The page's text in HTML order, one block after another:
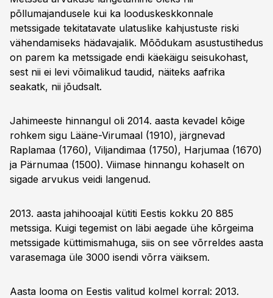
põllumajandusele kui ka looduskeskkonnale
metssigade tekitatavate ulatuslike kahjustuste riski
vähendamiseks hädavajalik. Mõõdukam asustustihedus
on parem ka metssigade endi käekäigu seisukohast,
sest nii ei levi võimalikud taudid, näiteks aafrika
seakatk, nii jõudsalt.
Jahimeeste hinnangul oli 2014. aasta kevadel kõige
rohkem sigu Lääne-Virumaal (1910), järgnevad
Raplamaa (1760), Viljandimaa (1750), Harjumaa (1670)
ja Pärnumaa (1500). Viimase hinnangu kohaselt on
sigade arvukus veidi langenud.
2013. aasta jahihooajal kütiti Eestis kokku 20 885
metssiga. Kuigi tegemist on läbi aegade ühe kõrgeima
metssigade küttimismahuga, siis on see võrreldes aasta
varasemaga üle 3000 isendi võrra väiksem.
Aasta looma on Eestis valitud kolmel korral: 2013.